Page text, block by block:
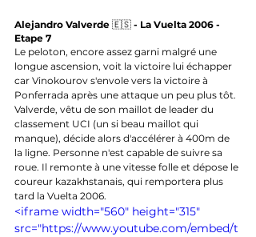
</iframe>
Alejandro Valverde 🇪🇸 - La Vuelta 2006 -
Etape 7
Le peloton, encore assez garni malgré une
longue ascension, voit la victoire lui échapper
car Vinokourov s'envole vers la victoire à
Ponferrada après une attaque un peu plus tôt.
Valverde, vêtu de son maillot de leader du
classement UCI (un si beau maillot qui
manque), décide alors d'accélérer à 400m de
la ligne. Personne n'est capable de suivre sa
roue. Il remonte à une vitesse folle et dépose le
coureur kazakhstanais, qui remportera plus
tard la Vuelta 2006.
<iframe width="560" height="315"
src="https://www.youtube.com/embed/t